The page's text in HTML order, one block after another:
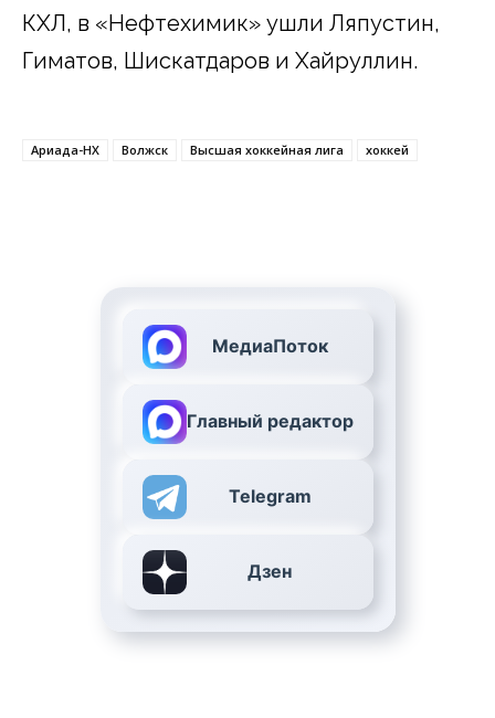
КХЛ, в «Нефтехимик» ушли Ляпустин,
Гиматов, Шискатдаров и Хайруллин.
Ариада-НХ Волжск Высшая хоккейная лига хоккей
МедиаПоток
Главный редактор
Telegram
Дзен